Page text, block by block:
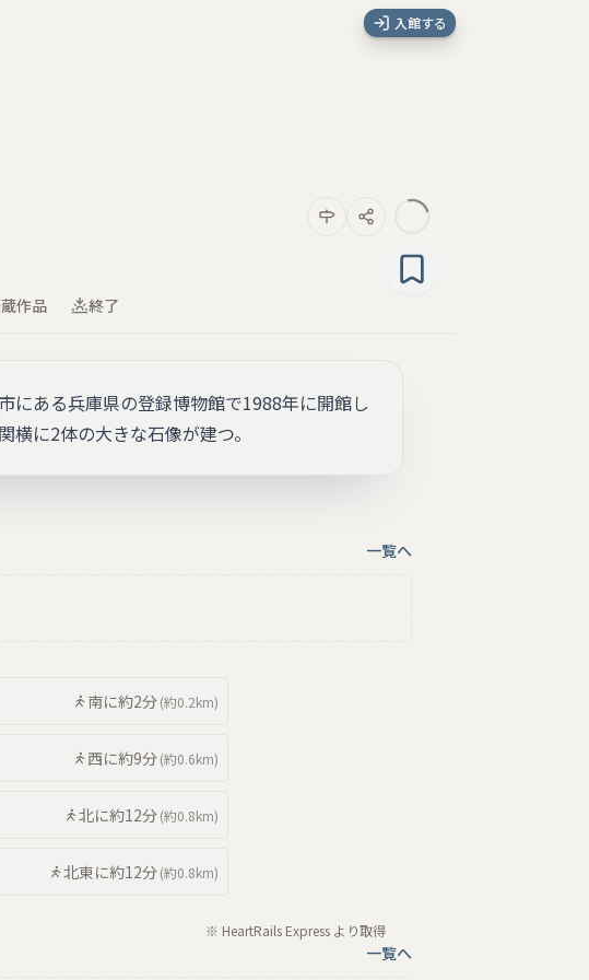
入館する
作品 終了
にある兵庫県の登録博物館で1988年に開館し
に2体の大きな石像が建つ。
一覧へ
南に約2分(約0.2km)
西に約9分(約0.6km)
北に約12分(約0.8km)
北東に約12分(約0.8km)
※ HeartRails Express より取得
一覧へ